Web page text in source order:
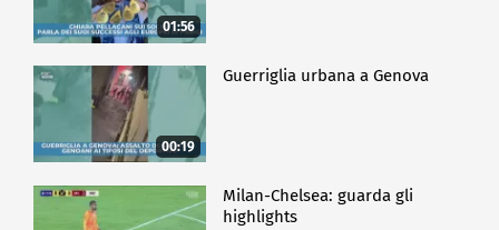
01:56
00:19
Guerriglia urbana a Genova
Milan-Chelsea: guarda gli
highlights